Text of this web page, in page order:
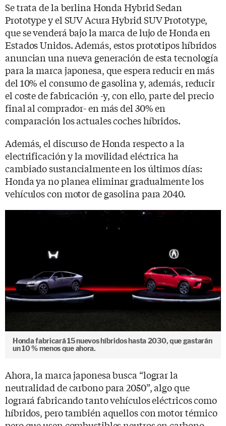
Se trata de la berlina Honda Hybrid Sedan
Prototype y el SUV Acura Hybrid SUV Prototype,
que se venderá bajo la marca de lujo de Honda en
Estados Unidos. Además, estos prototipos híbridos
anuncian una nueva generación de esta tecnología
para la marca japonesa, que espera reducir en más
del 10% el consumo de gasolina y, además, reducir
el coste de fabricación -y, con ello, parte del precio
final al comprador- en más del 30% en
comparación los actuales coches híbridos.
Además, el discurso de Honda respecto a la
electrificación y la movilidad eléctrica ha
cambiado sustancialmente en los últimos días:
Honda ya no planea eliminar gradualmente los
vehículos con motor de gasolina para 2040.
Honda fabricará 15 nuevos híbridos hasta 2030, que gastarán
un 10 % menos que ahora.
Ahora, la marca japonesa busca “lograr la
neutralidad de carbono para 2050”, algo que
logrará fabricando tanto vehículos eléctricos como
híbridos, pero también aquellos con motor térmico